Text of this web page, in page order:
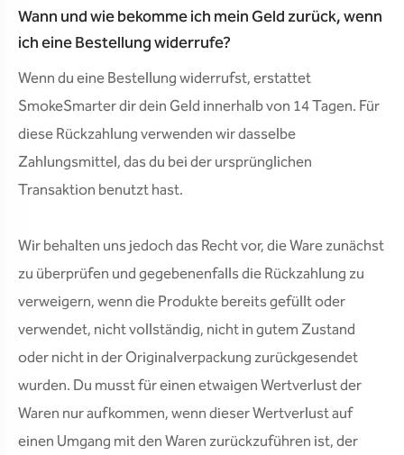
Wann und wie bekomme ich mein Geld zurück, wenn
ich eine Bestellung widerrufe?
Wenn du eine Bestellung widerrufst, erstattet
SmokeSmarter dir dein Geld innerhalb von 14 Tagen. Für
diese Rückzahlung verwenden wir dasselbe
Zahlungsmittel, das du bei der ursprünglichen
Transaktion benutzt hast.
Wir behalten uns jedoch das Recht vor, die Ware zunächst
zu überprüfen und gegebenenfalls die Rückzahlung zu
verweigern, wenn die Produkte bereits gefüllt oder
verwendet, nicht vollständig, nicht in gutem Zustand
oder nicht in der Originalverpackung zurückgesendet
wurden. Du musst für einen etwaigen Wertverlust der
Waren nur aufkommen, wenn dieser Wertverlust auf
einen Umgang mit den Waren zurückzuführen ist, der